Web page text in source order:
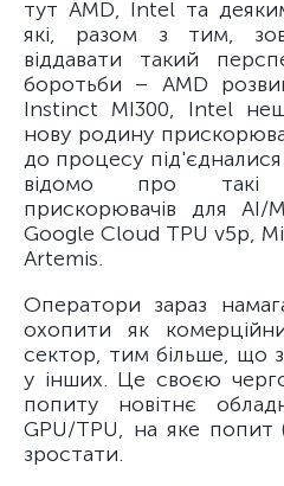
тут AMD, Intel та
які, разом з тим,
віддавати такий
боротьби – AMD
Instinct MI300, Intel
нову родину
до процесу
відомо про такі
прискорювачів для AI/
Google Cloud TPU v5p,
Artemis.
Оператори зараз
охопити як
сектор, тим більше, що
у інших. Це своєю
попиту новітнє
GPU/TPU, на яке попит
зростати.